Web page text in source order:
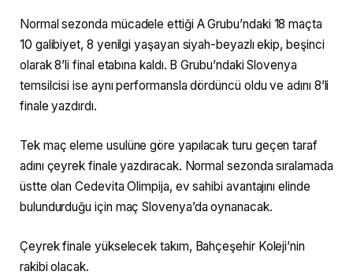
Normal sezonda mücadele ettiği A Grubu’ndaki 18 maçta
10 galibiyet, 8 yenilgi yaşayan siyah-beyazlı ekip, beşinci
olarak 8’li final etabına kaldı. B Grubu’ndaki Slovenya
temsilcisi ise aynı performansla dördüncü oldu ve adını 8’li
finale yazdırdı.
Tek maç eleme usulüne göre yapılacak turu geçen taraf
adını çeyrek finale yazdıracak. Normal sezonda sıralamada
üstte olan Cedevita Olimpija, ev sahibi avantajını elinde
bulundurduğu için maç Slovenya’da oynanacak.
Çeyrek finale yükselecek takım, Bahçeşehir Koleji’nin
rakibi olacak.